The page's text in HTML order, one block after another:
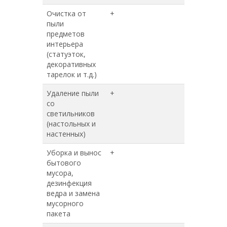
Очистка от
пыли
предметов
интерьера
(статуэток,
декоративных
тарелок и т.д.)
+
Удаление пыли
со
светильников
(настольных и
настенных)
+
Уборка и вынос
бытового
мусора,
дезинфекция
ведра и замена
мусорного
пакета
+